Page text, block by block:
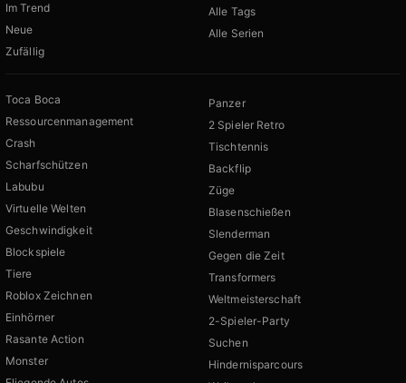
Im Trend
Neue
Zufällig
Alle Tags
Alle Serien
Toca Boca
Ressourcenmanagement
Crash
Scharfschützen
Labubu
Virtuelle Welten
Geschwindigkeit
Blockspiele
Tiere
Roblox Zeichnen
Einhörner
Rasante Action
Monster
Panzer
2 Spieler Retro
Tischtennis
Backflip
Züge
Blasenschießen
Slenderman
Gegen die Zeit
Transformers
Weltmeisterschaft
2-Spieler-Party
Suchen
Hindernisparcours